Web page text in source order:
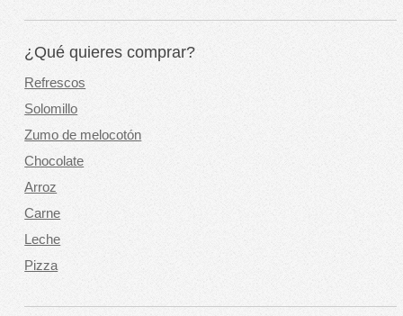
¿Qué quieres comprar?
Refrescos
Solomillo
Zumo de melocotón
Chocolate
Arroz
Carne
Leche
Pizza